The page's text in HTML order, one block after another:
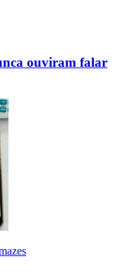
ouviram falar